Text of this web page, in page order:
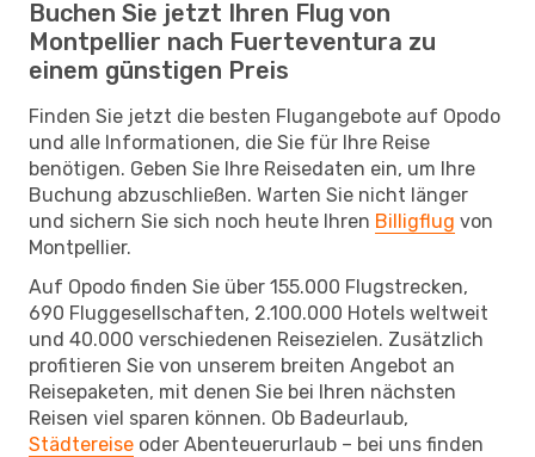
Buchen Sie jetzt Ihren Flug von
Montpellier nach Fuerteventura zu
einem günstigen Preis
Finden Sie jetzt die besten Flugangebote auf Opodo
und alle Informationen, die Sie für Ihre Reise
benötigen. Geben Sie Ihre Reisedaten ein, um Ihre
Buchung abzuschließen. Warten Sie nicht länger
und sichern Sie sich noch heute Ihren Billigflug von
Montpellier.
Auf Opodo finden Sie über 155.000 Flugstrecken,
690 Fluggesellschaften, 2.100.000 Hotels weltweit
und 40.000 verschiedenen Reisezielen. Zusätzlich
profitieren Sie von unserem breiten Angebot an
Reisepaketen, mit denen Sie bei Ihren nächsten
Reisen viel sparen können. Ob Badeurlaub,
Städtereise oder Abenteuerurlaub – bei uns finden